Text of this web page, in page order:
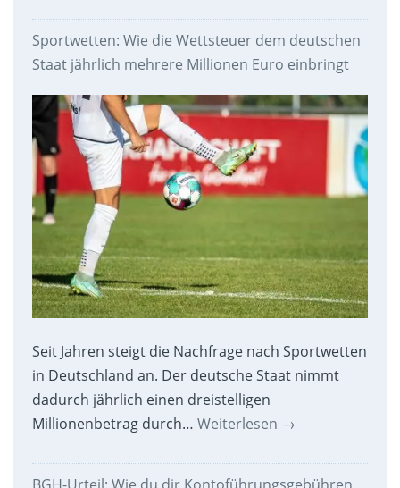
Sportwetten: Wie die Wettsteuer dem deutschen
Staat jährlich mehrere Millionen Euro einbringt
Seit Jahren steigt die Nachfrage nach Sportwetten
in Deutschland an. Der deutsche Staat nimmt
dadurch jährlich einen dreistelligen
Millionenbetrag durch… Weiterlesen →
BGH-Urteil: Wie du dir Kontoführungsgebühren